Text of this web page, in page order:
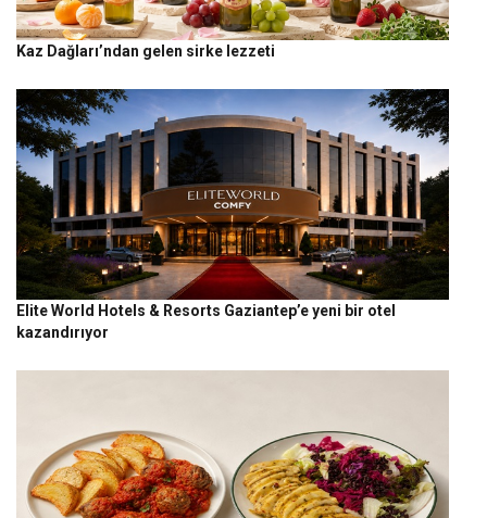
Kaz Dağları’ndan gelen sirke lezzeti
Elite World Hotels & Resorts Gaziantep’e yeni bir otel
kazandırıyor